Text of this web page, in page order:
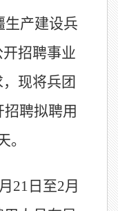
生产建设兵
招聘事业
现将兵团
聘拟聘用
。
月 21 日至2月